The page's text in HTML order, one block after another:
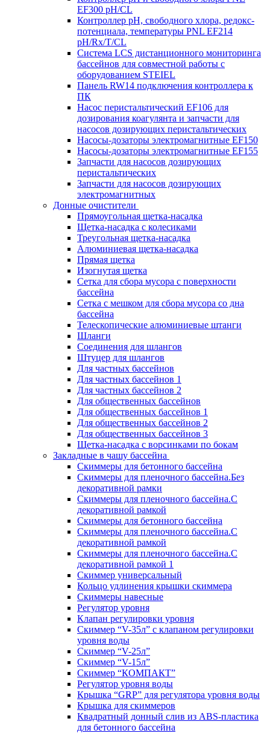
EF300 pH/CL
Контроллер рН, свободного хлора, редокс-
потенциала, температуры PNL EF214
pH/Rx/T/CL
Система LCS дистанционного мониторинга
бассейнов для совместной работы с
оборудованием STEIEL
Панель RW14 подключения контроллера к
ПК
Насос перистальтический EF106 для
дозирования коагулянта и запчасти для
насосов дозирующих перистальтических
Насосы-дозаторы электромагнитные EF150
Насосы-дозаторы электромагнитные EF155
Запчасти для насосов дозирующих
перистальтических
Запчасти для насосов дозирующих
электромагнитных
Донные очистители
Прямоугольная щетка-насадка
Щетка-насадка с колесиками
Треугольная щетка-насадка
Алюминиевая щетка-насадка
Прямая щетка
Изогнутая щетка
Сетка для сбора мусора с поверхности
бассейна
Сетка с мешком для сбора мусора со дна
бассейна
Телескопические алюминиевые штанги
Шланги
Соединения для шлангов
Штуцер для шлангов
Для частных бассейнов
Для частных бассейнов 1
Для частных бассейнов 2
Для общественных бассейнов
Для общественных бассейнов 1
Для общественных бассейнов 2
Для общественных бассейнов 3
Щетка-насадка с ворсинками по бокам
Закладные в чашу бассейна
Скиммеры для бетонного бассейна
Скиммеры для пленочного бассейна.Без
декоративной рамки
Скиммеры для пленочного бассейна.С
декоративной рамкой
Скиммеры для бетонного бассейна
Скиммеры для пленочного бассейна.С
декоративной рамкой
Скиммеры для пленочного бассейна.С
декоративной рамкой 1
Скиммер универсальный
Кольцо удлинения крышки скиммера
Скиммеры навесные
Регулятор уровня
Клапан регулировки уровня
Скиммер “V-35л” с клапаном регулировки
уровня воды
Скиммер “V-25л”
Скиммер “V-15л”
Скиммер “КОМПАКТ”
Регулятор уровня воды
Крышка “GRP” для регулятора уровня воды
Крышка для скиммеров
Квадратный донный слив из ABS-пластика
для бетонного бассейна